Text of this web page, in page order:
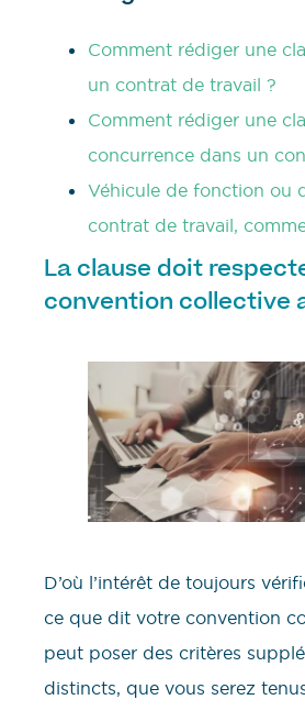
Comment rédiger une
un contrat de travail ?
Comment rédiger une
concurrence dans un
Véhicule de fonction ou
contrat de travail,
La clause doit
convention collective
D’où l’intérêt de toujours
ce que dit votre convention
peut poser des critères
distincts, que vous serez